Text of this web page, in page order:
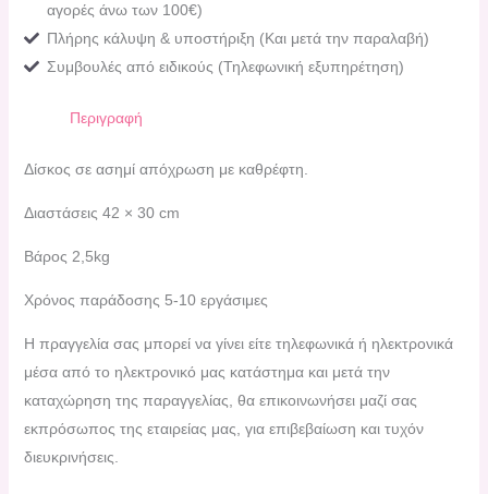
αγορές άνω των 100€)
Πλήρης κάλυψη & υποστήριξη (Και μετά την παραλαβή)
Συμβουλές από ειδικούς (Τηλεφωνική εξυπηρέτηση)
Περιγραφή
Δίσκος σε ασημί απόχρωση με καθρέφτη.
Διαστάσεις 42 × 30 cm
Bάρος 2,5kg
Χρόνος παράδοσης 5-10 εργάσιμες
H πραγγελία σας μπορεί να γίνει είτε τηλεφωνικά ή ηλεκτρονικά
μέσα από το ηλεκτρονικό μας κατάστημα και μετά την
καταχώρηση της παραγγελίας, θα επικοινωνήσει μαζί σας
εκπρόσωπος της εταιρείας μας, για επιβεβαίωση και τυχόν
διευκρινήσεις.